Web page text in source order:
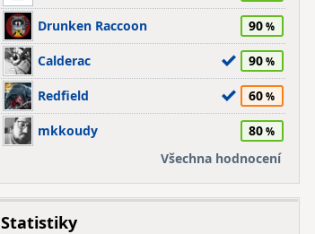
Drunken Raccoon 90
Calderac 90
Redfield 60
mkkoudy
80
Všechna hodnocení
Statistiky